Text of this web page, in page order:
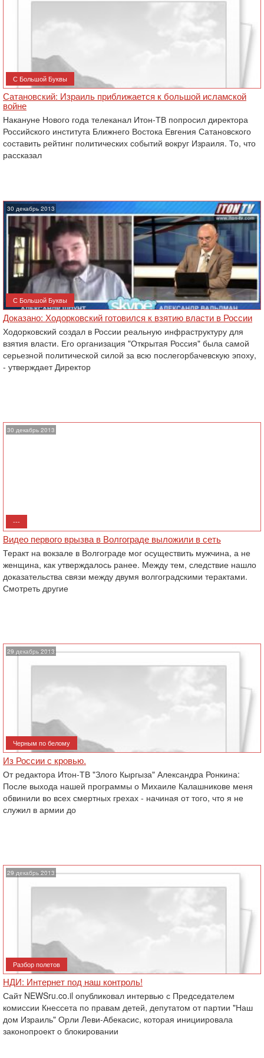
С Большой Буквы
Сатановский: Израиль приближается к большой исламской
войне
Накануне Нового года телеканал Итон-ТВ попросил директора
Российского института Ближнего Востока Евгения Сатановского
составить рейтинг политических событий вокруг Израиля. То, что
рассказал
30 декабрь 2013
С Большой Буквы
Доказано: Ходорковский готовился к взятию власти в России
Ходорковский создал в России реальную инфраструктуру для
взятия власти. Его организация "Открытая Россия" была самой
серьезной политической силой за всю послегорбачевскую эпоху,
- утверждает Директор
30 декабрь 2013
---
Видео первого врызва в Волгограде выложили в сеть
Теракт на вокзале в Волгограде мог осуществить мужчина, а не
женщина, как утверждалось ранее. Между тем, следствие нашло
доказательства связи между двумя волгоградскими терактами.
Смотреть другие
29 декабрь 2013
Черным по белому
Из России с кровью.
От редактора Итон-ТВ "Злого Кыргыза" Александра Ронкина:
После выхода нашей программы о Михаиле Калашникове меня
обвинили во всех смертных грехах - начиная от того, что я не
служил в армии до
29 декабрь 2013
Разбор полетов
НДИ: Интернет под наш контроль!
Сайт NEWSru.co.il опубликовал интервью с Председателем
комиссии Кнессета по правам детей, депутатом от партии "Наш
дом Израиль" Орли Леви-Абекасис, которая инициировала
законопроект о блокировании